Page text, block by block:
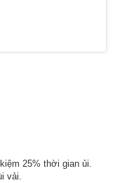
25% thời gian ủi.
vải.